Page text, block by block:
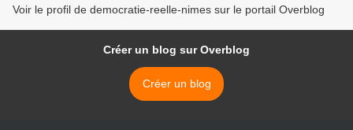
Voir le profil de democratie-reelle-nimes sur le portail Overblog
Créer un blog sur Overblog
Créer un blog